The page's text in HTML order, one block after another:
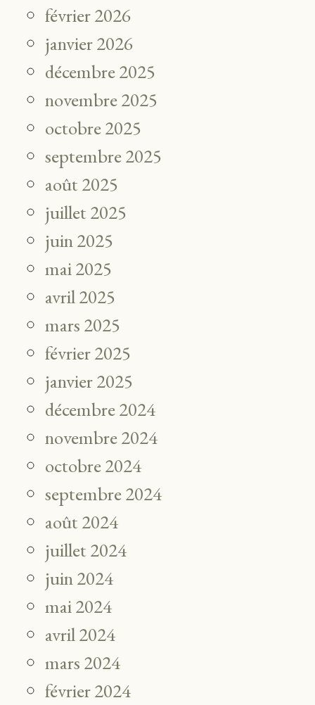
février 2026
janvier 2026
décembre 2025
novembre 2025
octobre 2025
septembre 2025
août 2025
juillet 2025
juin 2025
mai 2025
avril 2025
mars 2025
février 2025
janvier 2025
décembre 2024
novembre 2024
octobre 2024
septembre 2024
août 2024
juillet 2024
juin 2024
mai 2024
avril 2024
mars 2024
février 2024